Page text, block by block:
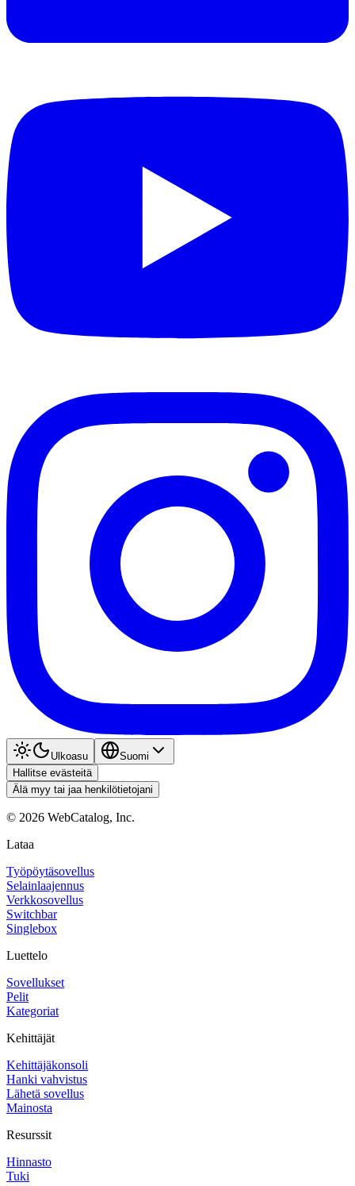
Ulkoasu
Suomi
Hallitse evästeitä
Älä myy tai jaa henkilötietojani
© 2026 WebCatalog, Inc.
Lataa
Työpöytäsovellus
Selainlaajennus
Verkkosovellus
Switchbar
Singlebox
Luettelo
Sovellukset
Pelit
Kategoriat
Kehittäjät
Kehittäjäkonsoli
Hanki vahvistus
Lähetä sovellus
Mainosta
Resurssit
Hinnasto
Tuki